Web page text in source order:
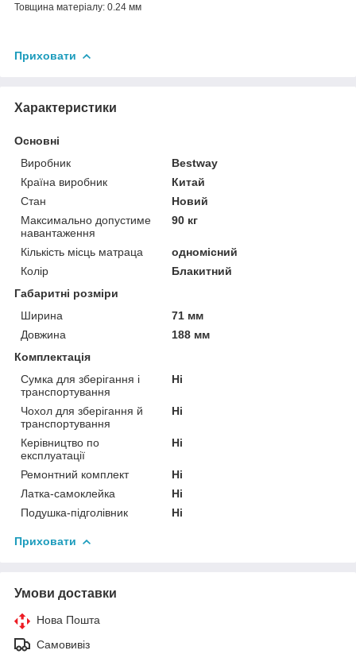
Товщина матеріалу: 0.24 мм
Приховати
Характеристики
Основні
Виробник
Bestway
Країна виробник
Китай
Стан
Новий
Максимально допустиме
навантаження
90 кг
Кількість місць матраца
одномісний
Колір
Блакитний
Габаритні розміри
Ширина
71 мм
Довжина
188 мм
Комплектація
Сумка для зберігання і
транспортування
Ні
Чохол для зберігання й
транспортування
Ні
Керівництво по
експлуатації
Ні
Ремонтний комплект
Ні
Латка-самоклейка
Ні
Подушка-підголівник
Ні
Приховати
Умови доставки
Нова Пошта
Самовивіз